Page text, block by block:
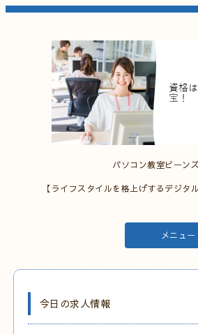
パソコン教室ビーン
【ライフスタイルを格上げするデジタ
メニュー
今日の求人情報